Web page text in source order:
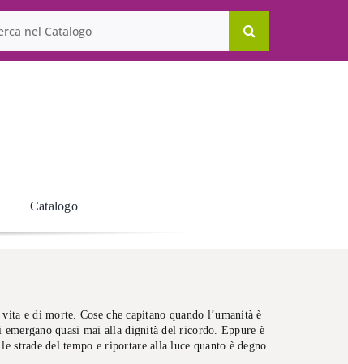
Catalogo
e di morte. Cose che capitano quando l’umanità è
quasi mai alla dignità del ricordo. Eppure è
strade del tempo e riportare alla luce quanto è degno